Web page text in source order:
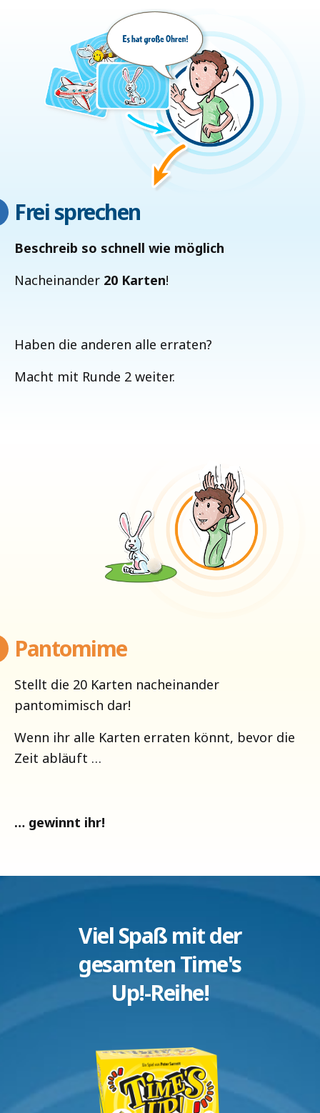
Frei sprechen
Beschreib so schnell wie möglich
Nacheinander 20 Karten!
Haben die anderen alle erraten?
Macht mit Runde 2 weiter.
Pantomime
Stellt die 20 Karten nacheinander
pantomimisch dar!
Wenn ihr alle Karten erraten könnt, bevor die
Zeit abläuft …
… gewinnt ihr!
Viel Spaß mit der
gesamten Time's
Up!-Reihe!